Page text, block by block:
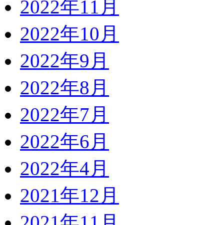
2022年11月
2022年10月
2022年9月
2022年8月
2022年7月
2022年6月
2022年4月
2021年12月